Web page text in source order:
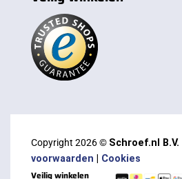
Copyright 2026 © Schroef.nl B.V. |
voorwaarden
Cookies
Veilig winkelen